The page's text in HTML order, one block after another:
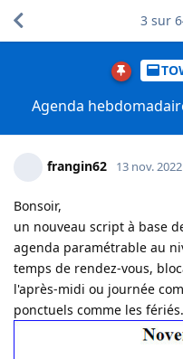
Agenda
3 sur
frangin62 13 nov. 2022
Bonsoir,
un nouveau script à base
agenda paramétrable au
temps de rendez-vous,
l'après-midi ou journée
ponctuels comme les fériés.